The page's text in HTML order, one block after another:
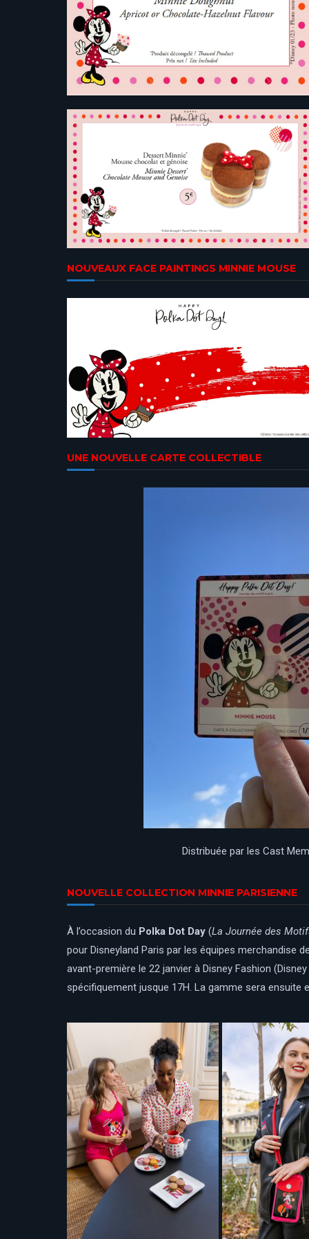
NOUVEAUX FACE PAINTINGS MINNIE MOUSE
UNE NOUVELLE CARTE COLLECTIBLE
Distribuée par les Cast
NOUVELLE COLLECTION MINNIE PARISIENNE
À l’occasion du Polka Dot Day (La Journée des
pour Disneyland Paris par les équipes merchandise
avant-première le 22 janvier à Disney Fashion
spécifiquement jusque 17H. La gamme sera ensuite